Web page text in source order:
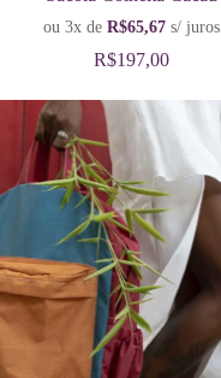
ou 3x de R$65,67 s/ juros
R$197,00